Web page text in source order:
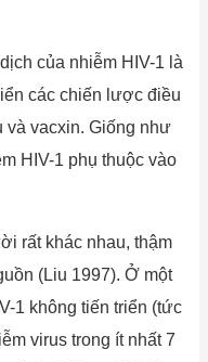
của nhiễm HIV-1 là
các chiến lược điều
và vacxin. Giống như
HIV-1 phụ thuộc vào
rất khác nhau, thậm
(Liu 1997). Ở một
1 không tiến triển (tức
virus trong ít nhất 7